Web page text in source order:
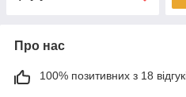
Про нас
100% позитивних з 18